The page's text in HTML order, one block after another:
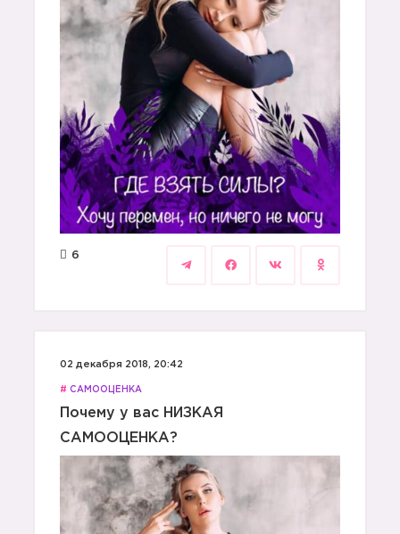
6
02 декабря 2018, 20:42
# САМООЦЕНКА
Почему у вас НИЗКАЯ
САМООЦЕНКА?